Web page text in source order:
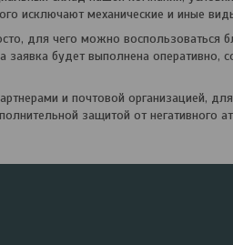
исключают механические и иные
для чего можно воспользоваться
будет выполнена оперативно,
и почтовой организацией, для
защитой от негативного